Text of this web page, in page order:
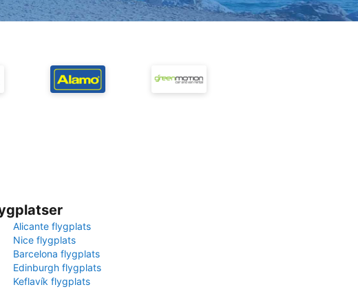
Alicante flygplats
Nice flygplats
Barcelona flygplats
Edinburgh flygplats
Keflavík flygplats